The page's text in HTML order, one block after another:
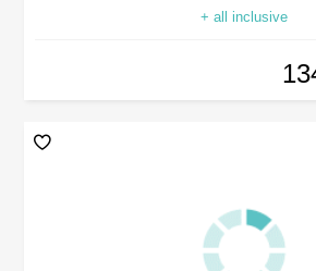
+ all inclusive